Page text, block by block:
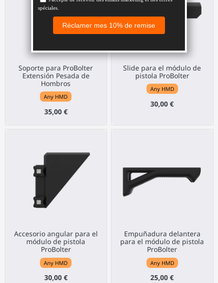
Soporte para ProBolter
Extensión Pesada de
Hombros
Any HMD
35,00 €
Slide para el módulo de
pistola ProBolter
Any HMD
30,00 €
Accesorio angular para el
módulo de pistola
ProBolter
Any HMD
30,00 €
Empuñadura delantera
para el módulo de pistola
ProBolter
Any HMD
25,00 €